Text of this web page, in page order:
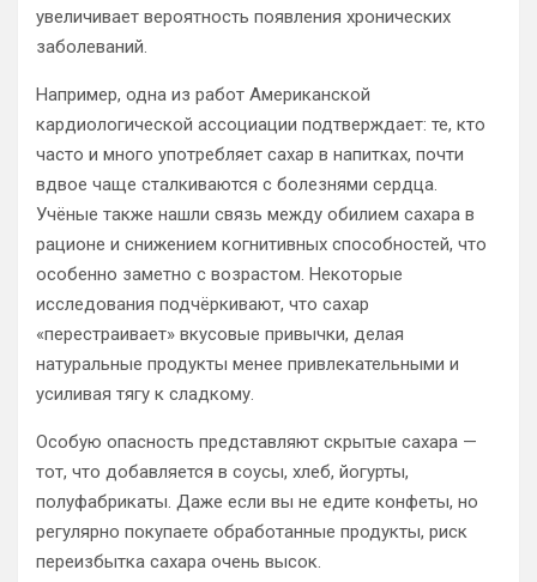
увеличивает вероятность появления хронических
заболеваний.
Например, одна из работ Американской
кардиологической ассоциации подтверждает: те, кто
часто и много употребляет сахар в напитках, почти
вдвое чаще сталкиваются с болезнями сердца.
Учёные также нашли связь между обилием сахара в
рационе и снижением когнитивных способностей, что
особенно заметно с возрастом. Некоторые
исследования подчёркивают, что сахар
«перестраивает» вкусовые привычки, делая
натуральные продукты менее привлекательными и
усиливая тягу к сладкому.
Особую опасность представляют скрытые сахара —
тот, что добавляется в соусы, хлеб, йогурты,
полуфабрикаты. Даже если вы не едите конфеты, но
регулярно покупаете обработанные продукты, риск
переизбытка сахара очень высок.